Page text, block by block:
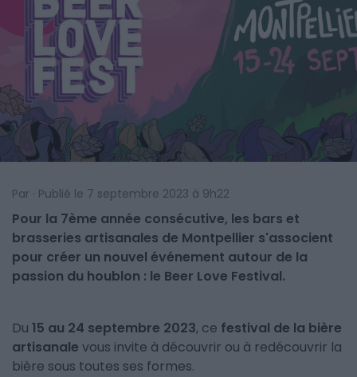
Par · Publié le 7 septembre 2023 à 9h22
Pour la 7ème année consécutive, les bars et
brasseries artisanales de Montpellier s'associent
pour créer un nouvel événement autour de la
passion du houblon : le Beer Love Festival.
Du 15 au 24 septembre 2023, ce festival de la bière
artisanale vous invite à découvrir ou à redécouvrir la
bière sous toutes ses formes.